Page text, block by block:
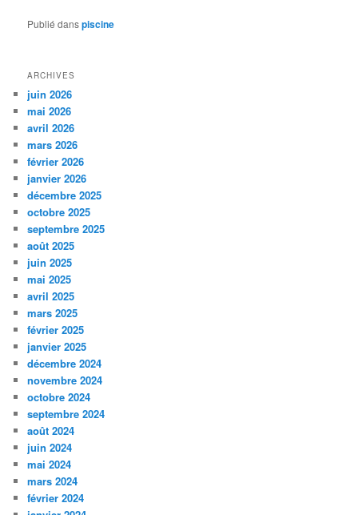
Publié danspiscine
ARCHIVES
juin 2026
mai 2026
avril 2026
mars 2026
février 2026
janvier 2026
décembre 2025
octobre 2025
septembre 2025
août 2025
juin 2025
mai 2025
avril 2025
mars 2025
février 2025
janvier 2025
décembre 2024
novembre 2024
octobre 2024
septembre 2024
août 2024
juin 2024
mai 2024
mars 2024
février 2024